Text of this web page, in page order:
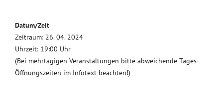
Datum/Zeit
Zeitraum: 26. 04. 2024
Uhrzeit: 19:00 Uhr
(Bei mehrtägigen Veranstaltungen bitte abweichende Tages-
Öffnungszeiten im Infotext beachten!)